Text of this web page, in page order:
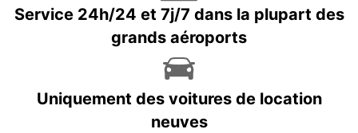
Service 24h/24 et 7j/7 dans la plupart des
grands aéroports
Uniquement des voitures de location
neuves